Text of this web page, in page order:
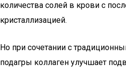
количества солей в крови с
кристаллизацией.
Но при сочетании с
подагры коллаген улучшает